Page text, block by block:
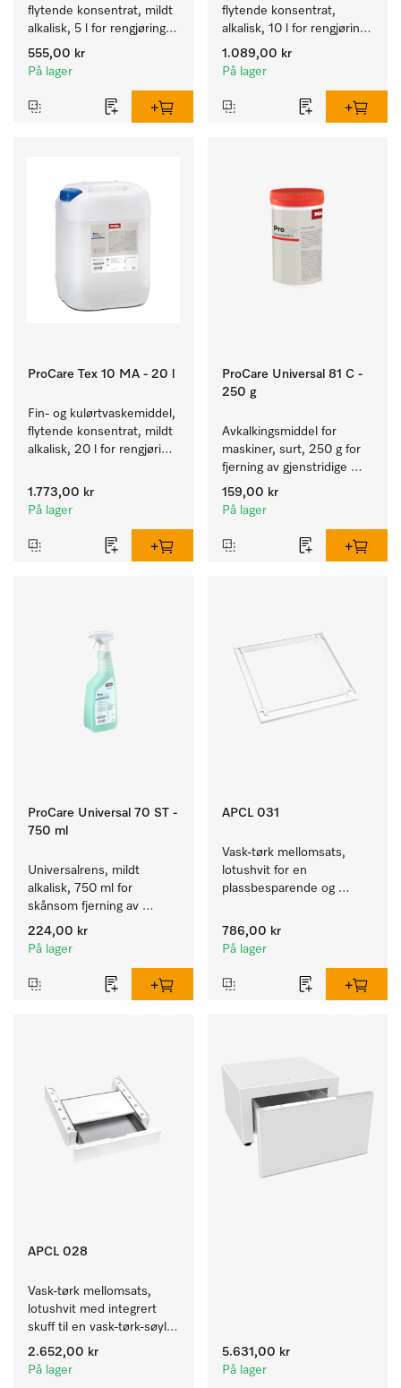
flytende konsentrat, mildt
alkalisk, 5 l for rengjøring
av kulørte og ømfintlige
tekstiler.
555,00 kr
På lager
flytende konsentrat,
alkalisk, 10 l for rengjøring
av hvite tekstiler og
fargeekte, kulørte tekstiler.
1.089,00 kr
På lager
ProCare Tex 10 MA - 20 l
Fin- og kulørtvaskemiddel,
flytende konsentrat, mildt
alkalisk, 20 l for rengjøring
tekstiler.
1.773,00 kr
På lager
ProCare Universal 81 C -
250 g
Avkalkingsmiddel for
maskiner, surt, 250 g for
fjerning av gjenstridige
kalkavleiringer.
159,00 kr
På lager
ProCare Universal 70 ST -
750 ml
Universalrens, mildt
alkalisk, 750 ml for
skånsom fjerning av
fettrester og smuss.
224,00 kr
På lager
APCL 031
Vask-tørk mellomsats,
lotushvit for en
plassbesparende og
tørk-søyle.
786,00 kr
På lager
APCL 028
Vask-tørk mellomsats,
lotushvit med integrert
skuff til en vask-tørk-søyle
med ergonomisk riktig
arbeidshøyde.
2.652,00 kr
På lager
5.631,00 kr
På lager